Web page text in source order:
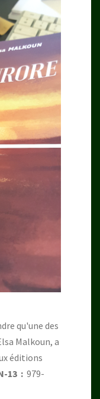
qu'une des
Malkoun, a
éditions
ISBN-13 ‏ : ‎ 979-